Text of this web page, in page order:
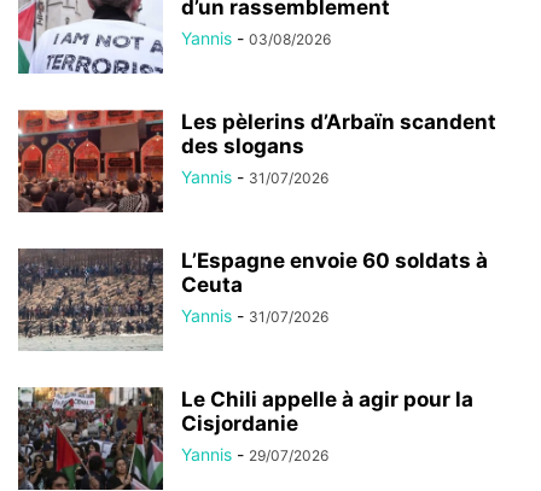
d’un rassemblement
Yannis - 03/08/2026
Les pèlerins d’Arbaïn scandent
des slogans
Yannis - 31/07/2026
L’Espagne envoie 60 soldats à
Ceuta
Yannis - 31/07/2026
Le Chili appelle à agir pour la
Cisjordanie
Yannis - 29/07/2026